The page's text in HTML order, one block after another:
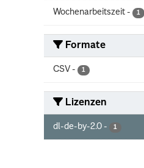
Wochenarbeitszeit - 1
Formate
CSV - 1
Lizenzen
dl-de-by-2.0 - 1